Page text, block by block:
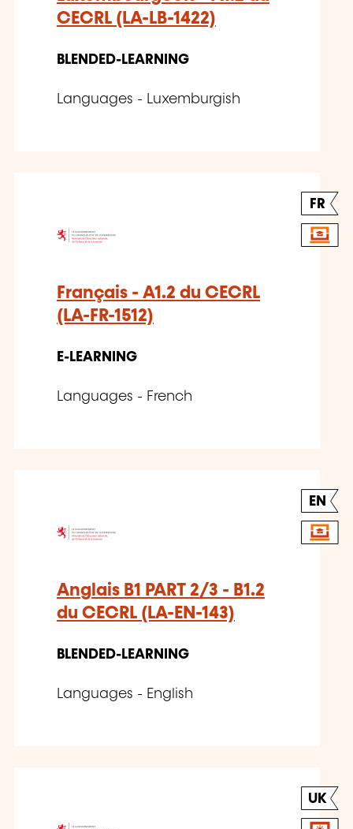
CECRL (LA-LB-1422)
BLENDED-LEARNING
Languages - Luxemburgish
FR
Français - A1.2 du CECRL
(LA-FR-1512)
E-LEARNING
Languages - French
EN
Anglais B1 PART 2/3 - B1.2
du CECRL (LA-EN-143)
BLENDED-LEARNING
Languages - English
UK